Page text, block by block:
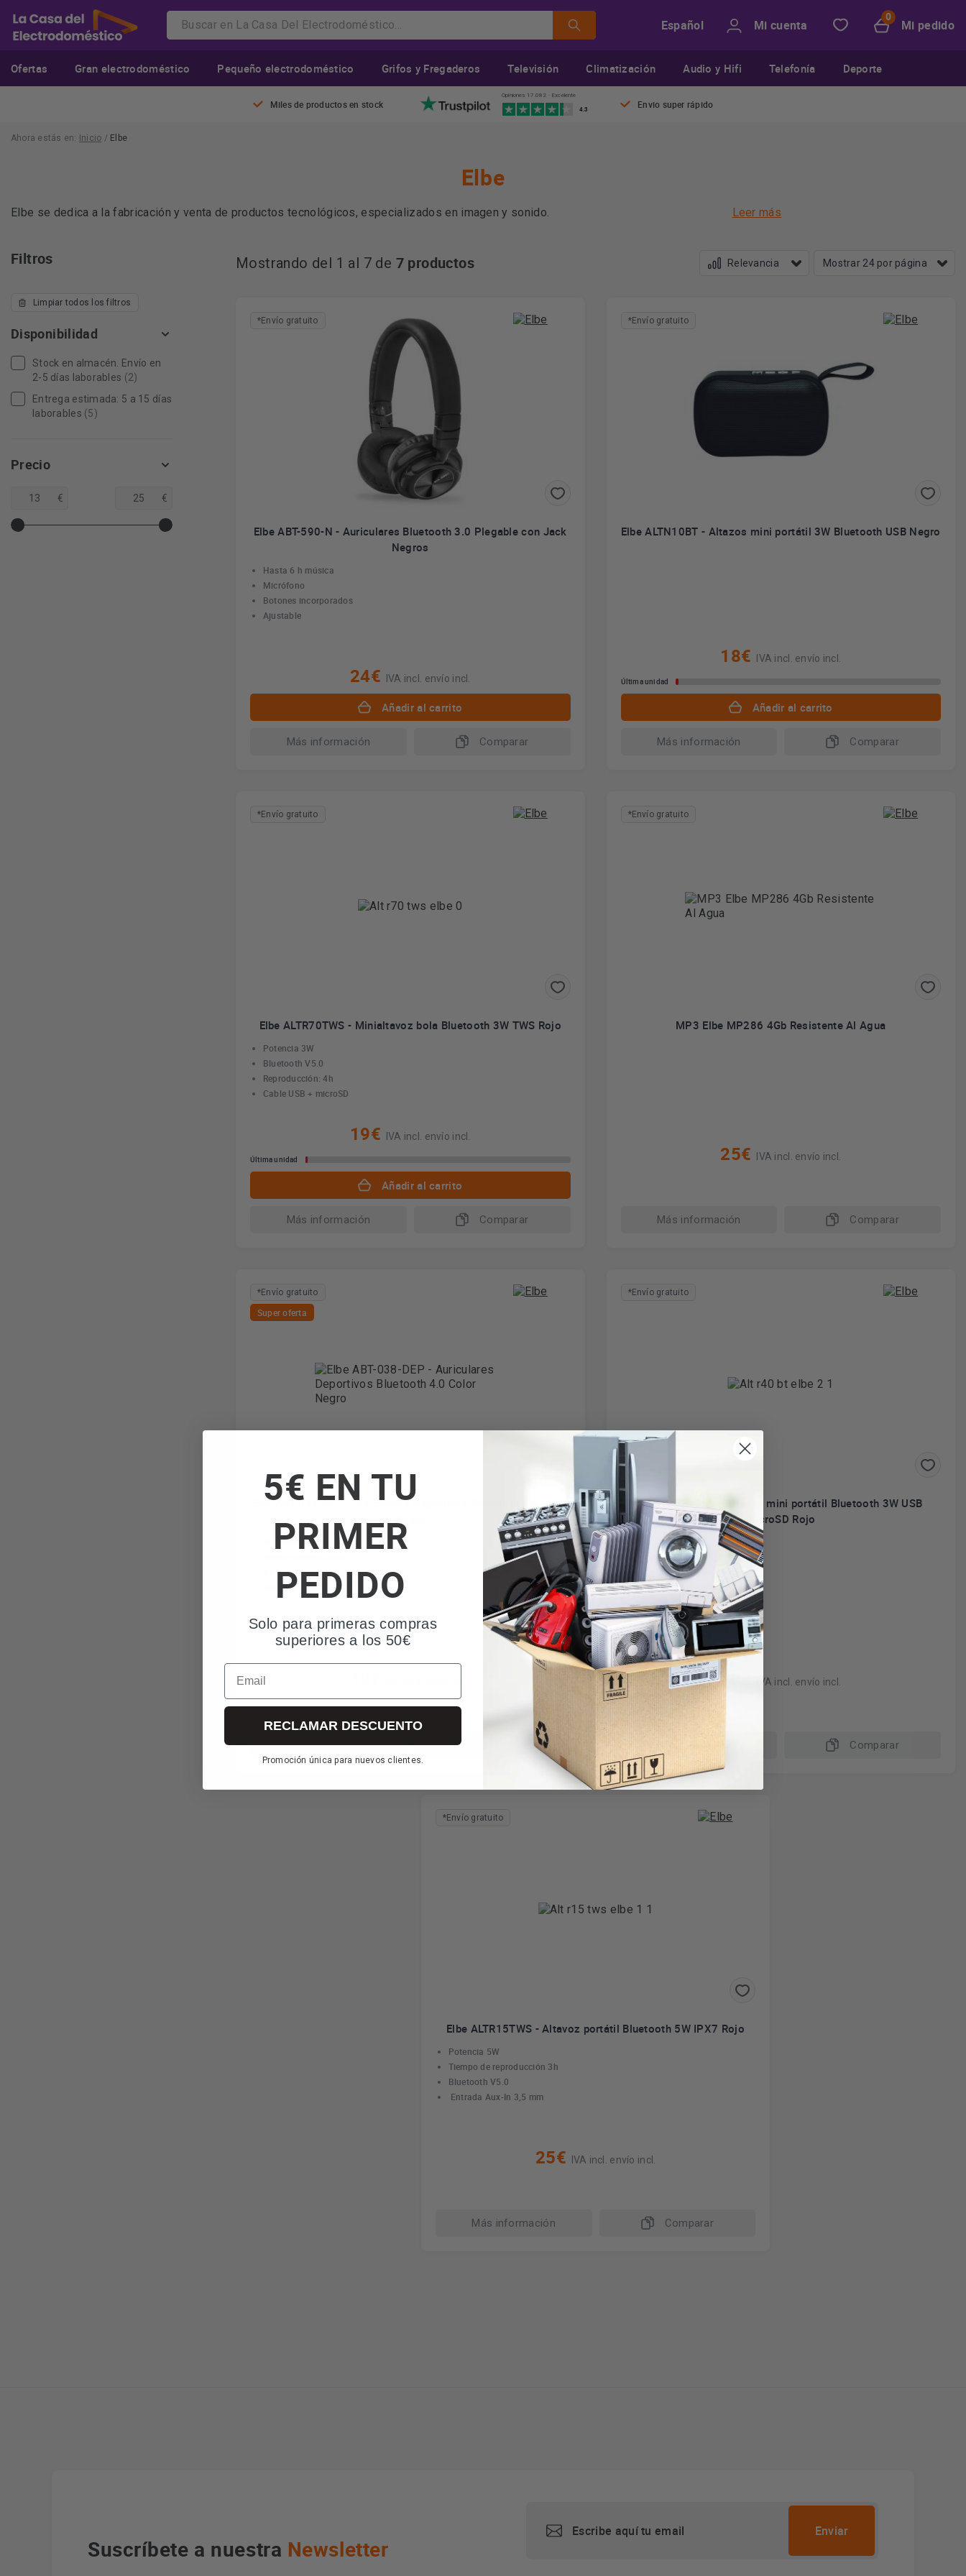
Español Mi cuenta Mi pedido
Ofertas Gran electrodoméstico Pequeño electrodoméstico Grifos y Fregaderos Televisión Climatización Audio y Hifi Telefonía Deporte
Miles de productos en stock
Opiniones 17.082 · Excelente
4.3 Envio super rápido
Ahora estás en: Inicio / Elbe
Elbe
Elbe se dedica a la fabricación y venta de productos tecnológicos, especializados en imagen y sonido.
Elbe es una empresa dedicada a la fabricación y venta de productos electrónicos para el consumo de las personas. En concreto los
sistemas de reproducción más modernos del mundo.
a sus buenas opiniones y calidad precio, eligen esta marca para disfrutar de la música en sus casa.
Leer más
Filtros
Limpiar todos los filtros
Disponibilidad
Stock en almacén. Envío en
2-5 días laborables (2)
Entrega estimada: 5 a 15 días
laborables (5)
Precio
€ €
Mostrando del 1 al 7 de 7 productos
*Envío gratuito
Elbe ABT-590-N - Auriculares Bluetooth 3.0 Plegable con Jack
Negros
Hasta 6 h música
Micrófono
Botones incorporados
Ajustable
24€ IVA incl. envío incl.
Añadir al carrito
Más información Comparar
*Envío gratuito
Elbe ALTN10BT - Altazos mini portátil 3W Bluetooth USB Negro
18€ IVA incl. envío incl.
Última unidad
Añadir al carrito
Más información Comparar
*Envío gratuito
Elbe ALTR70TWS - Minialtavoz bola Bluetooth 3W TWS Rojo
Potencia 3W
Bluetooth V5.0
Reproducción: 4h
Cable USB + microSD
19€ IVA incl. envío incl.
Última unidad
Añadir al carrito
Más información Comparar
*Envío gratuito
MP3 Elbe MP286 4Gb Resistente Al Agua
25€ IVA incl. envío incl.
Más información Comparar
*Envío gratuito
Super oferta
Elbe ABT-038-DEP - Auriculares Deportivos Bluetooth 4.0 Color
Micrófono incorporado
6 horas de reproducción
Dos dispositivos simultáneos
Más información
*Envío gratuito
Elbe ALTR40BT - Altavoz mini portátil Bluetooth 3W USB
microSD Rojo
USB + Micro SD
Conexión Bluetooth
Tiempo de carga 2- 3 horas
Batería interna recargable
13€ IVA incl. envío incl.
Comparar
*Envío gratuito
Elbe ALTR15TWS - Altavoz portátil Bluetooth 5W IPX7 Rojo
Potencia 5W
Tiempo de reproducción 3h
Bluetooth V5.0
Entrada Aux-In 3,5 mm
25€ IVA incl. envío incl.
Más información Comparar
Suscríbete a nuestra Newsletter
5€ EN TU
PRIMER
PEDIDO
Solo para primeras compras
superiores a los 50€
Email
RECLAMAR DESCUENTO
Promoción única para nuevos clientes.